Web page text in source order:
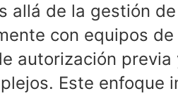
allá de la gestión
con equipos
autorización
Este enfoque